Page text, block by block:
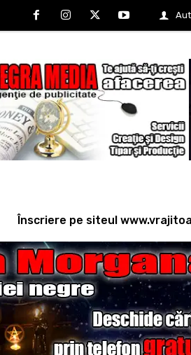
Înscriere pe siteul